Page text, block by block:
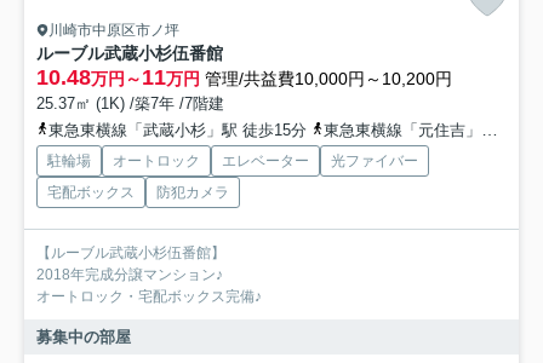
川崎市中原区市ノ坪
ルーブル武蔵小杉伍番館
10.48万円～11万円 管理/共益費10,000円～10,200円
25.37㎡ (1K) /築7年 /7階建
東急東横線「武蔵小杉」駅 徒歩15分
東急東横線「元住吉」駅 徒歩15分
駐輪場 オートロック エレベーター
光ファイバー
宅配ボックス
防犯カメラ
【ルーブル武蔵小杉伍番館】
2018年完成分譲マンション♪
オートロック・宅配ボックス完備♪
募集中の部屋